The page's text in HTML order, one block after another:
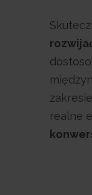
zakresie
realne